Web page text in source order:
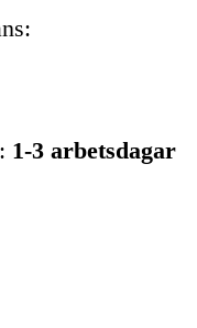
1-3 arbetsdagar